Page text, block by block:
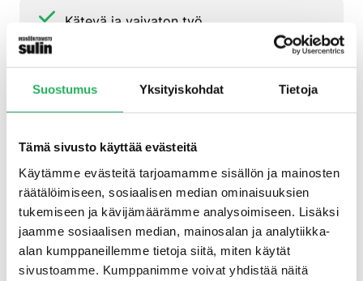
Suostumus Yksityiskohdat Tietoja
Tämä sivusto käyttää evästeitä
Käytämme evästeitä tarjoamamme sisällön ja mainosten
räätälöimiseen, sosiaalisen median ominaisuuksien
tukemiseen ja kävijämäärämme analysoimiseen. Lisäksi
jaamme sosiaalisen median, mainosalan ja analytiikka-
alan kumppaneillemme tietoja siitä, miten käytät
sivustoamme. Kumppanimme voivat yhdistää näitä
Kätevä ja vaivaton työ
Liitosleveydet 1 mm – 15 mm
RG standardin DIN EN 13888 mukaisesti
RT standardin DIN EN 12004 mukaisesti
Korkea kemiallinen ja mekaaninen
kestävyys